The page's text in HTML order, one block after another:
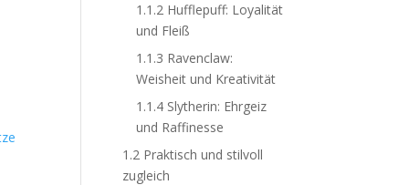
1.1.2 Hufflepuff: Loyalität
und Fleiß
1.1.3 Ravenclaw:
Weisheit und Kreativität
1.1.4 Slytherin: Ehrgeiz
und Raffinesse
1.2 Praktisch und stilvoll
zugleich